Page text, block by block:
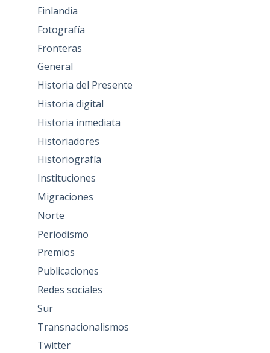
Finlandia
Fotografía
Fronteras
General
Historia del Presente
Historia digital
Historia inmediata
Historiadores
Historiografía
Instituciones
Migraciones
Norte
Periodismo
Premios
Publicaciones
Redes sociales
Sur
Transnacionalismos
Twitter